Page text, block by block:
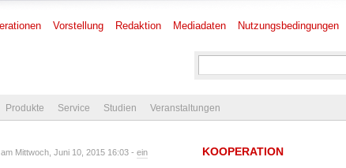
Vorstellung Redaktion Mediadaten Nutzungsbedingungen
Produkte Service Studien Veranstaltungen
am Mittwoch, Juni 10, 2015 16:03 - ein
KOOPERATION